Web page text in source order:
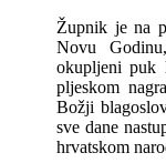
Župnik je na
Novu
okupljeni puk
pljeskom
Božji
sve dane
hrvatskom